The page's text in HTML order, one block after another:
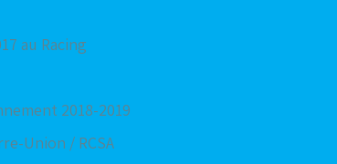
au Racing
2018-2019
Union / RCSA